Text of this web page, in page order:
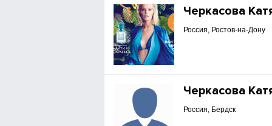
Черкасова
Россия, Ростов-на-Дону
Черкасова
Россия, Бердск